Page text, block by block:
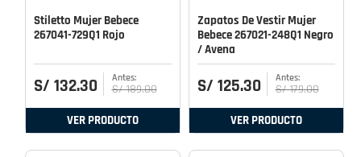
Stiletto Mujer Bebece
267041-729Q1 Rojo
S/ 132.30 S/ 189.00
VER PRODUCTO
Zapatos De Vestir Mujer
Bebece 267021-248Q1 Negro
/ Avena
S/ 125.30 S/ 179.00
VER PRODUCTO